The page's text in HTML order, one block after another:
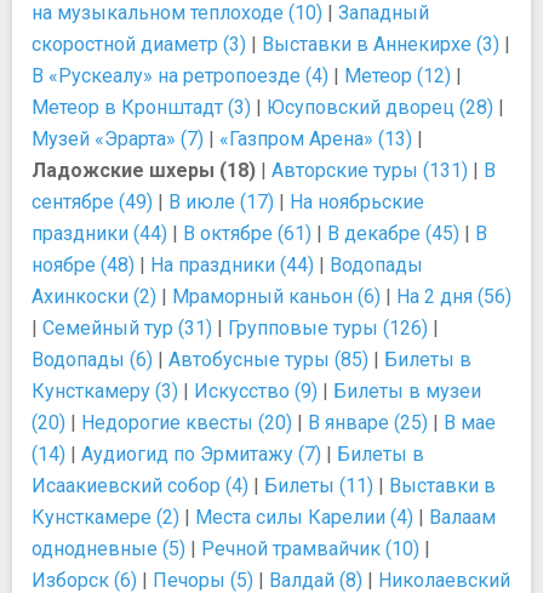
на музыкальном теплоходе (10) | Западный
скоростной диаметр (3) | Выставки в Аннекирхе (3) |
В «Рускеалу» на ретропоезде (4) | Метеор (12) |
Метеор в Кронштадт (3) | Юсуповский дворец (28) |
Музей «Эрарта» (7) | «Газпром Арена» (13) |
Ладожские шхеры (18) | Авторские туры (131) | В
сентябре (49) | В июле (17) | На ноябрьские
праздники (44) | В октябре (61) | В декабре (45) | В
ноябре (48) | На праздники (44) | Водопады
Ахинкоски (2) | Мраморный каньон (6) | На 2 дня (56)
| Семейный тур (31) | Групповые туры (126) |
Водопады (6) | Автобусные туры (85) | Билеты в
Кунсткамеру (3) | Искусство (9) | Билеты в музеи
(20) | Недорогие квесты (20) | В январе (25) | В мае
(14) | Аудиогид по Эрмитажу (7) | Билеты в
Исаакиевский собор (4) | Билеты (11) | Выставки в
Кунсткамере (2) | Места силы Карелии (4) | Валаам
однодневные (5) | Речной трамвайчик (10) |
Изборск (6) | Печоры (5) | Валдай (8) | Николаевский